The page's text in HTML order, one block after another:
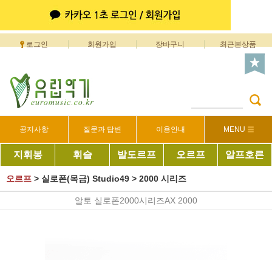
로그인 회원가입 장바구니 최근본상품
공지사항 질문과 답변 이용안내 MENU
지휘봉 휘슬 발도르프 오르프 알프호른
오르프 > 실로폰(목금) Studio49 > 2000 시리즈
알토 실로폰2000시리즈AX 2000